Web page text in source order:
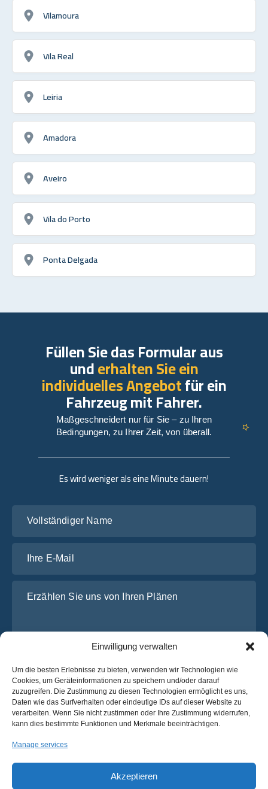
Einwilligung verwalten
Um die besten Erlebnisse zu bieten, verwenden wir Technologien wie
Cookies, um Geräteinformationen zu speichern und/oder darauf
zuzugreifen. Die Zustimmung zu diesen Technologien ermöglicht es uns,
Daten wie das Surfverhalten oder eindeutige IDs auf dieser Website zu
verarbeiten. Wenn Sie nicht zustimmen oder Ihre Zustimmung widerrufen,
kann dies bestimmte Funktionen und Merkmale beeinträchtigen.
Manage services
Akzeptieren
Vilamoura
Vila Real
Leiria
Amadora
Aveiro
Vila do Porto
Ponta Delgada
Es wird weniger als eine Minute dauern!
Ich habe dieDatenschutz-Bestimmungenvon OsaBus
gelesen und stimme ihnen zu.
Ein Angebot einholen
Füllen Sie das Formular aus
underhalten Sie ein
individuelles Angebotfür ein
Fahrzeug mit Fahrer.
Maßgeschneidert nur für Sie – zu Ihren
Bedingungen, zu Ihrer Zeit, von überall.